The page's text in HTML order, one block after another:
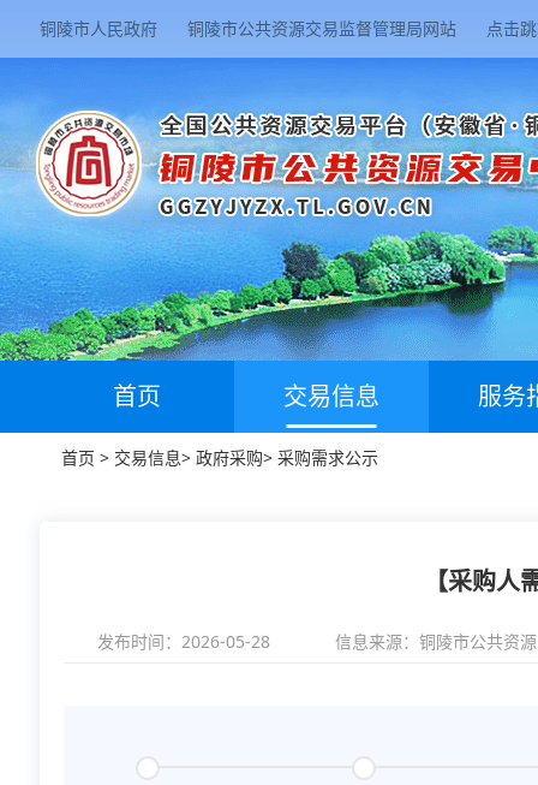
铜陵市人民政府 铜陵市公共资源交易监督管理局网站 点击
首页 交易信息 服务
首页 > 交易信息> 政府采购> 采购需求公示
【采购
发布时间：2026-05-28 信息来源： 铜陵市公共资